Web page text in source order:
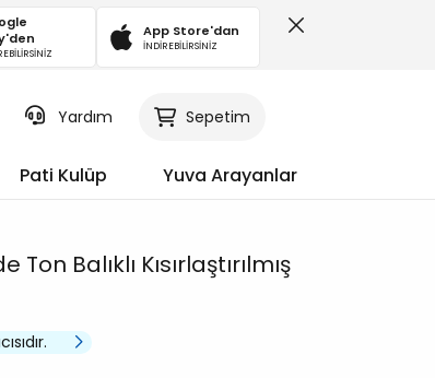
App Store'dan
İNDİREBİLİRSİNİZ
Yardım Sepetim
Pati Kulüp Yuva Arayanlar
Balıklı Kısırlaştırılmış